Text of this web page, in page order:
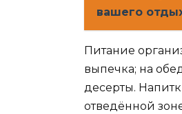
вашего
Питание
выпечка; на
десерты.
отведённой